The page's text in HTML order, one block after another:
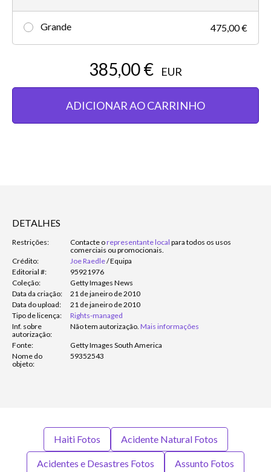
Grande 475,00 €
385,00 € EUR
ADICIONAR AO CARRINHO
DETALHES
Restrições: Contacte orepresentante local para todos os usos
comerciais ou promocionais.
Crédito:
Joe Raedle/Equipa
Editorial #:
95921976
Coleção:
Getty Images News
Data da criação:
21 de janeiro de 2010
Data do upload:
21 de janeiro de 2010
Tipo de licença:
Rights-managed
Inf. sobre
autorização:
Não tem autorização. Mais informações
Fonte:
Getty Images South America
Nome do
objeto:
59352543
Haiti Fotos Acidente Natural Fotos
Acidentes e Desastres Fotos Assunto Fotos